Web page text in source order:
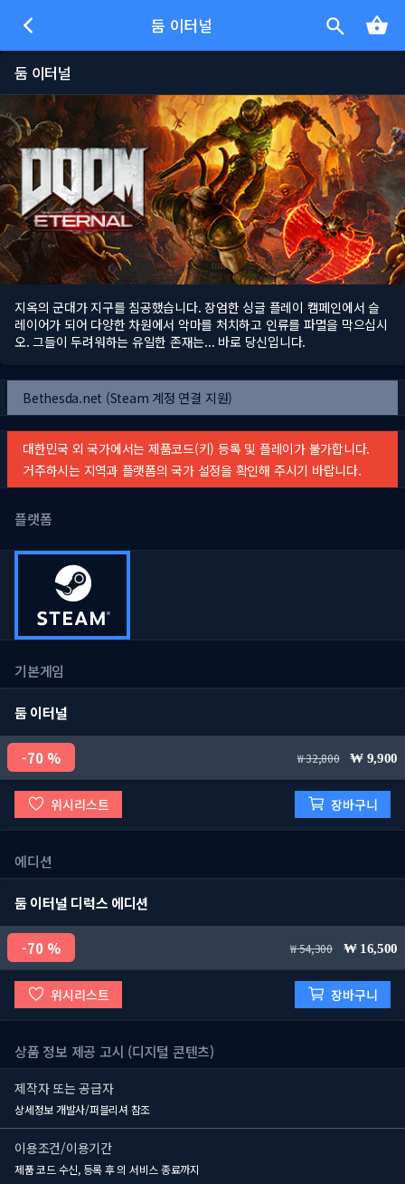
둠 이터널
둠 이터널
지옥의 군대가 지구를 침공했습니다. 장엄한 싱글 플레이 캠페인에서 슬
레이어가 되어 다양한 차원에서 악마를 처치하고 인류를 파멸을 막으십시
오. 그들이 두려워하는 유일한 존재는... 바로 당신입니다.
Bethesda.net (Steam 계정 연결 지원)
대한민국 외 국가에서는 제품코드(키) 등록 및 플레이가 불가합니다.
거주하시는 지역과 플랫폼의 국가 설정을 확인해 주시기 바랍니다.
플랫폼
기본게임
둠 이터널
70 % 32,800 9,900
위시리스트 장바구니
에디션
둠 이터널 디럭스 에디션
70 % 54,300 16,500
위시리스트 장바구니
상품 정보 제공 고시 (디지털 콘텐츠)
제작자 또는 공급자
상세정보 개발사/퍼블리셔 참조
이용조건/이용기간
제품 코드 수신, 등록 후의 서비스 종료까지